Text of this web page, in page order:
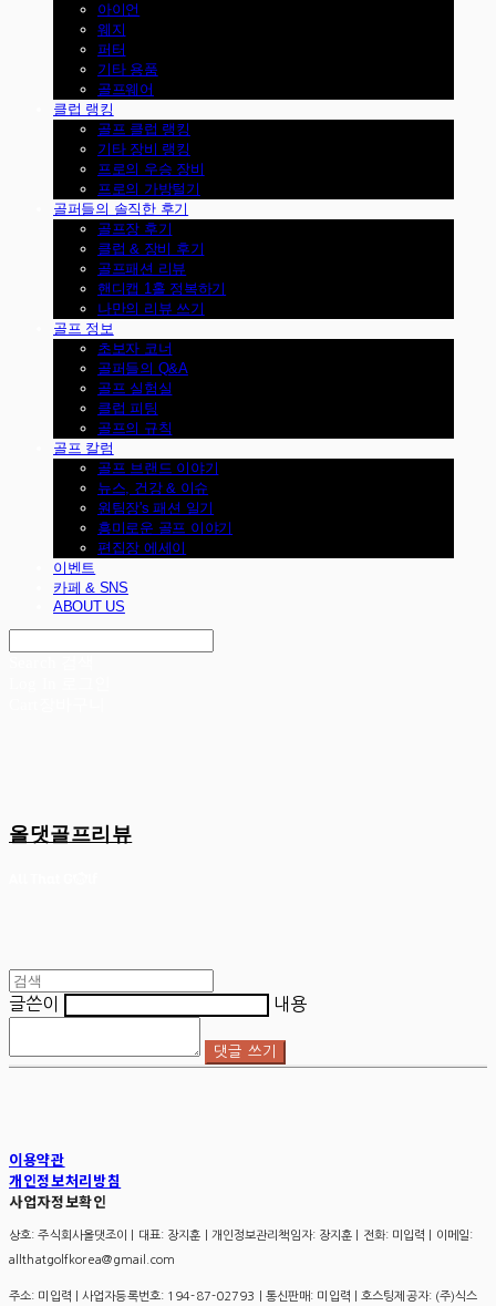
아이언
웨지
퍼터
기타 용품
골프웨어
클럽 랭킹
골프 클럽 랭킹
기타 장비 랭킹
프로의 우승 장비
프로의 가방털기
골퍼들의 솔직한 후기
골프장 후기
클럽 & 장비 후기
골프패션 리뷰
핸디캡 1홀 정복하기
나만의 리뷰 쓰기
골프 정보
초보자 코너
골퍼들의 Q&A
골프 실험실
클럽 피팅
골프의 규칙
골프 칼럼
골프 브랜드 이야기
뉴스, 건강 & 이슈
원팀장's 패션 일기
흥미로운 골프 이야기
편집장 에세이
이벤트
카페 & SNS
ABOUT US
올댓골프리뷰
글쓴이 내용
댓글 쓰기
이용약관
개인정보처리방침
사업자정보확인
상호: 주식회사올댓조이 | 대표: 장지훈 | 개인정보관리책임자: 장지훈 | 전화: 미입력 | 이메일:
allthatgolfkorea@gmail.com
주소: 미입력 | 사업자등록번호: 194-87-02793 | 통신판매: 미입력 | 호스팅제공자: (주)식스